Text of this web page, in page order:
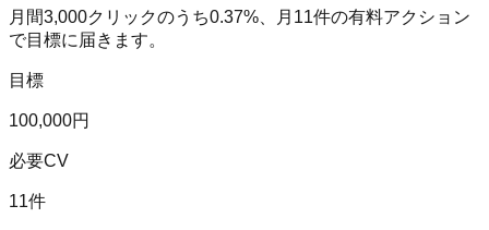
月間3,000クリックのうち0.37%、月 11件の有料アクション
で目標に届きます。
目標
100,000円
必要CV
11件